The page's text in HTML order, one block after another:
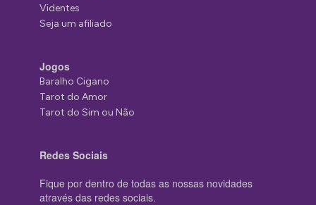
Videntes
Seja um afiliado
Jogos
Baralho Cigano
Tarot do Amor
Tarot do Sim ou Não
Redes Sociais
Fique por dentro de todas as nossas novidades
através das redes sociais.